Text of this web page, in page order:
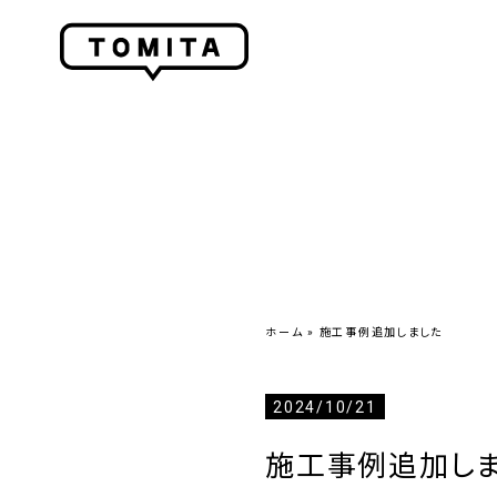
ホーム » 施工事例追加しました
2024/10/21
施工事例追加し